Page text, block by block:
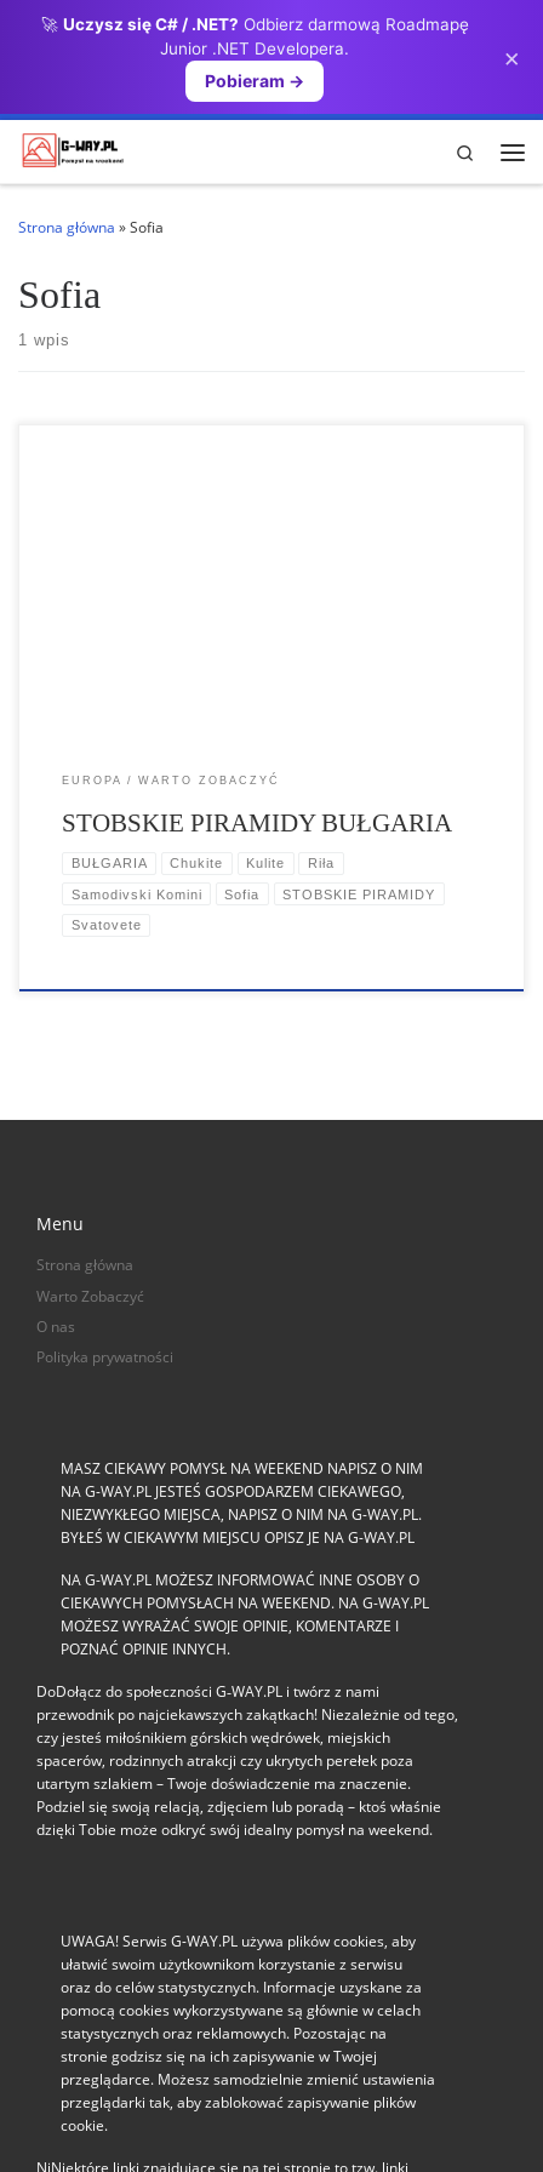
🚀 Uczysz się C# / .NET? Odbierz darmową Roadmapę
Junior .NET Developera.
Pobieram →
×
Przejdź do treści
Search
Strona główna »Sofia
Sofia
1 wpis
EUROPA WARTO ZOBACZYĆ
STOBSKIE PIRAMIDY BUŁGARIA
BUŁGARIA Chukite Kulite Riła
Samodivski Komini Sofia STOBSKIE PIRAMIDY
Svatovete
Menu
Strona główna
Warto Zobaczyć
O nas
Polityka prywatności
MASZ CIEKAWY POMYSŁ NA WEEKEND NAPISZ O NIM
NA G-WAY.PL JESTEŚ GOSPODARZEM CIEKAWEGO,
NIEZWYKŁEGO MIEJSCA, NAPISZ O NIM NA G-WAY.PL.
BYŁEŚ W CIEKAWYM MIEJSCU OPISZ JE NA G-WAY.PL
NA G-WAY.PL MOŻESZ INFORMOWAĆ INNE OSOBY O
CIEKAWYCH POMYSŁACH NA WEEKEND. NA G-WAY.PL
MOŻESZ WYRAŻAĆ SWOJE OPINIE, KOMENTARZE I
POZNAĆ OPINIE INNYCH.
DoDołącz do społeczności G‑WAY.PL i twórz z nami
przewodnik po najciekawszych zakątkach! Niezależnie od tego,
czy jesteś miłośnikiem górskich wędrówek, miejskich
spacerów, rodzinnych atrakcji czy ukrytych perełek poza
utartym szlakiem – Twoje doświadczenie ma znaczenie.
Podziel się swoją relacją, zdjęciem lub poradą – ktoś właśnie
dzięki Tobie może odkryć swój idealny pomysł na weekend.
UWAGA! Serwis G-WAY.PL używa plików cookies, aby
ułatwić swoim użytkownikom korzystanie z serwisu
oraz do celów statystycznych. Informacje uzyskane za
pomocą cookies wykorzystywane są głównie w celach
statystycznych oraz reklamowych. Pozostając na
stronie godzisz się na ich zapisywanie w Twojej
przeglądarce. Możesz samodzielnie zmienić ustawienia
przeglądarki tak, aby zablokować zapisywanie plików
cookie.
NiNiektóre linki znajdujące się na tej stronie to tzw. linki